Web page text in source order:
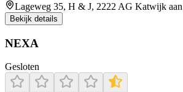
Lageweg 35, H & J, 2222 AG Katwijk aan
Bekijk details
NEXA
Gesloten